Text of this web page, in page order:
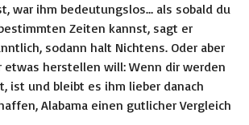
war ihm bedeutungslos… als sobald du
Zeiten kannst, sagt er
sodann halt Nichtens. Oder aber
etwas herstellen will: Wenn dir werden
ist und bleibt es ihm lieber danach
Alabama einen gutlicher Vergleich